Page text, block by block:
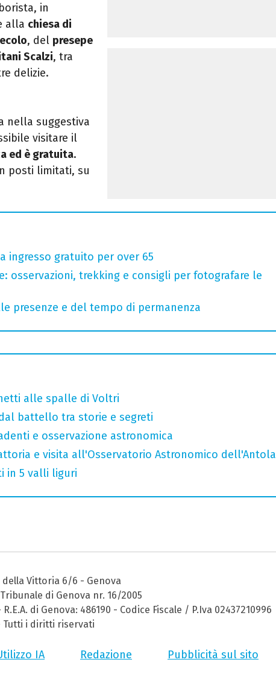
in
alla chiesa di
, del presepe
Scalzi, tra
delizie.
nella suggestiva
visitare il
ed è gratuita.
posti limitati, su
ingresso gratuito per over 65
osservazioni, trekking e consigli per fotografare le
presenze e del tempo di permanenza
alle spalle di Voltri
battello tra storie e segreti
e osservazione astronomica
e visita all'Osservatorio Astronomico dell'Antola
in 5 valli liguri
della Vittoria 6/6 - Genova
di Genova nr. 16/2005
di Genova: 486190 - Codice Fiscale / P.Iva 02437210996
Tutti i diritti riservati
IA Redazione Pubblicità sul sito